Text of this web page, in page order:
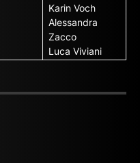
Karin Voch
Alessandra
Zacco
Luca Viviani